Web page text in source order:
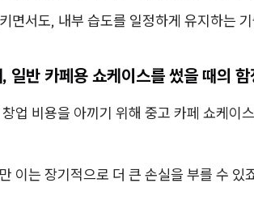
면서도, 내부 습도를 일정하게 유지하는
일반 카페용 쇼케이스를 썼을 때의 함
업 비용을 아끼기 위해 중고 카페 쇼케이
이는 장기적으로 더 큰 손실을 부를 수 있